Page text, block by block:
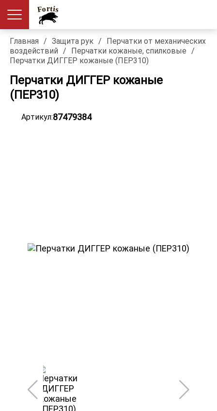
Главная / Защита рук /
Перчатки от механических
воздействий / Перчатки кожаные, спилковые /
Перчатки ДИГГЕР кожаные (ПЕР310)
Перчатки ДИГГЕР кожаные
(ПЕР310)
Артикул:87479384